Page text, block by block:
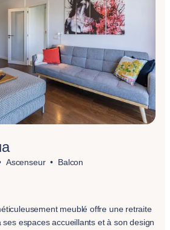
Ascenseur Balcon
meublé offre une retraite
espaces accueillants et à son design